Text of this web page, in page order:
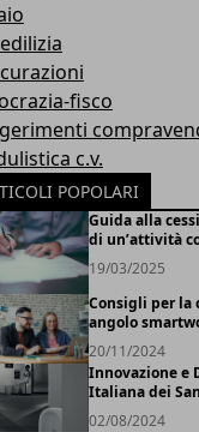
fisco
c.v.
POPOLARI
Guida alla
di un’attività
19/03/2025
Consigli per la
angolo
20/11/2024
Innovazione e
Italiana dei
02/08/2024